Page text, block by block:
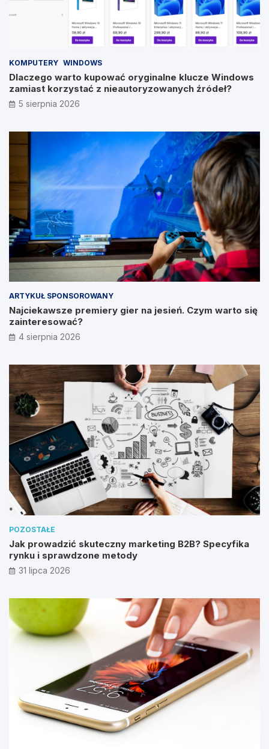
KOMPUTERY WINDOWS
Dlaczego warto kupować oryginalne klucze Windows
zamiast korzystać z nieautoryzowanych źródeł?
5 sierpnia 2026
ARTYKUŁ SPONSOROWANY
Najciekawsze premiery gier na jesień. Czym warto się
zainteresować?
4 sierpnia 2026
POZOSTAŁE
Jak prowadzić skuteczny marketing B2B? Specyfika
rynku i sprawdzone metody
31 lipca 2026